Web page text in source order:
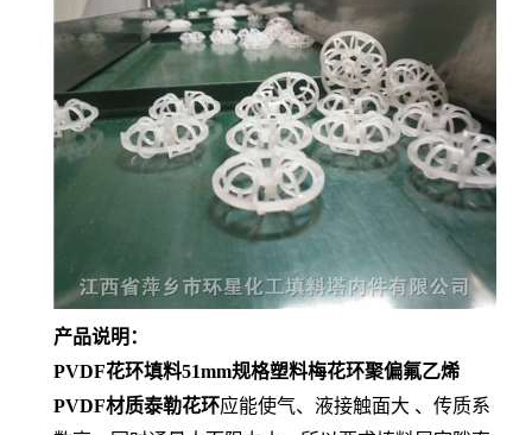
产品说明：
PVDF花环填料51mm规格塑料梅花环聚偏氟乙烯
PVDF材质泰勒花环应能使气、液接触面大 、传质系